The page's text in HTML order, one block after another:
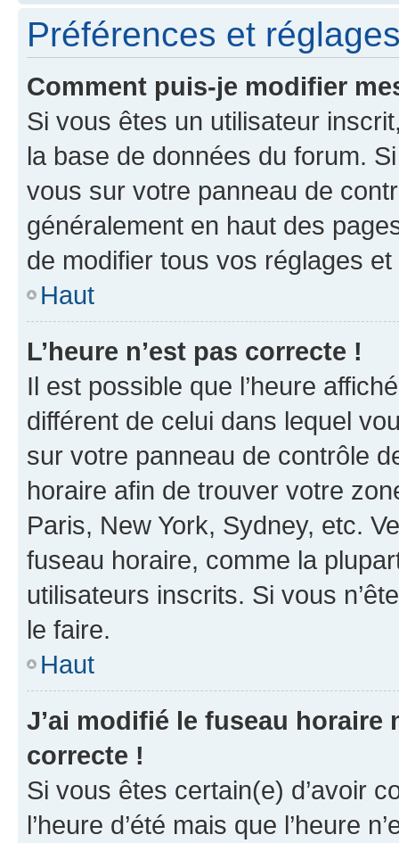
Préférences et
Comment puis-je modifier
Si vous êtes un utilisateur
la base de données du forum.
vous sur votre panneau de
généralement en haut des
de modifier tous vos réglages
Haut
L’heure n’est pas correcte !
Il est possible que l’heure
différent de celui dans lequel
sur votre panneau de contrôle
horaire afin de trouver votre
Paris, New York, Sydney, etc.
fuseau horaire, comme la
utilisateurs inscrits. Si vous
le faire.
Haut
J’ai modifié le fuseau horaire
correcte !
Si vous êtes certain(e) d’avoir
l’heure d’été mais que l’heure